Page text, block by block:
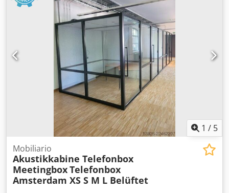
1 / 5
Mobiliario
Akustikkabine Telefonbox
MeetingboxTelefonbox
Amsterdam XS S M L Belüftet